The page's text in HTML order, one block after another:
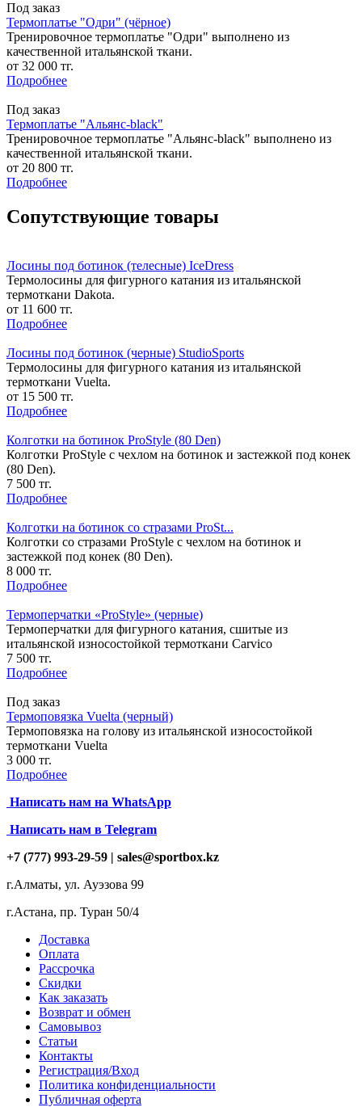
Под заказ
Термоплатье "Одри" (чёрное)
Тренировочное термоплатье "Одри" выполнено из
качественной итальянской ткани.
от 32 000 тг.
Подробнее
Под заказ
Термоплатье "Альянс-black"
Тренировочное термоплатье "Альянс-black" выполнено из
качественной итальянской ткани.
от 20 800 тг.
Подробнее
Сопутствующие товары
Лосины под ботинок (телесные) IceDress
Термолосины для фигурного катания из итальянской
термоткани Dakota.
от 11 600 тг.
Подробнее
Лосины под ботинок (черные) StudioSports
Термолосины для фигурного катания из итальянской
термоткани Vuelta.
от 15 500 тг.
Подробнее
Колготки на ботинок ProStyle (80 Den)
Колготки ProStyle c чехлом на ботинок и застежкой под конек
(80 Den).
7 500 тг.
Подробнее
Колготки на ботинок со стразами ProSt...
Колготки со стразами ProStyle c чехлом на ботинок и
застежкой под конек (80 Den).
8 000 тг.
Подробнее
Термоперчатки «ProStyle» (черные)
Термоперчатки для фигурного катания, сшитые из
итальянской износостойкой термоткани Carvico
7 500 тг.
Подробнее
Под заказ
Термоповязка Vuelta (черный)
Термоповязка на голову из итальянской износостойкой
термоткани Vuelta
3 000 тг.
Подробнее
Написать нам на WhatsApp
Написать нам в Telegram
+7 (777) 993-29-59 | sales@sportbox.kz
г.Алматы, ул. Ауэзова 99
г.Астана, пр. Туран 50/4
Доставка
Оплата
Рассрочка
Скидки
Как заказать
Возврат и обмен
Самовывоз
Статьи
Контакты
Регистрация/Вход
Политика конфиденциальности
Публичная оферта